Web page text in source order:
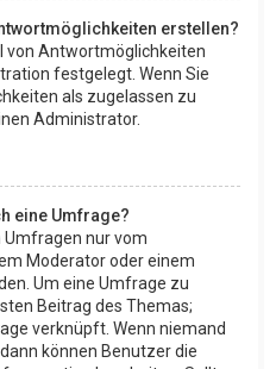
erstellen?
von Antwortmöglichkeiten
festgelegt. Wenn Sie
als zugelassen zu
Administrator.
eine Umfrage?
Umfragen nur vom
Moderator oder einem
Um eine Umfrage zu
Beitrag des Themas;
verknüpft. Wenn niemand
können Benutzer die